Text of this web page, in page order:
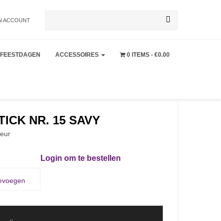
ACCOUNT
naar:
FEESTDAGEN ACCESSOIRES 0 ITEMS €0.00
NR. 15 SAVY
Login om te bestellen